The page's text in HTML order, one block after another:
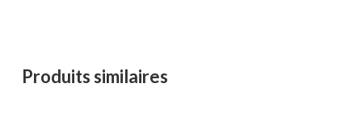
Produits similaires